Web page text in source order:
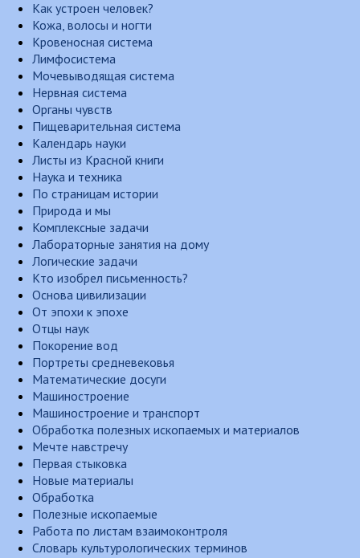
Как устроен человек?
Кожа, волосы и ногти
Кровеносная система
Лимфосистема
Мочевыводящая система
Нервная система
Органы чувств
Пищеварительная система
Календарь науки
Листы из Красной книги
Наука и техника
По страницам истории
Природа и мы
Комплексные задачи
Лабораторные занятия на дому
Логические задачи
Кто изобрел письменность?
Основа цивилизации
От эпохи к эпохе
Отцы наук
Покорение вод
Портреты средневековья
Математические досуги
Машиностроение
Машиностроение и транспорт
Обработка полезных ископаемых и материалов
Мечте навстречу
Первая стыковка
Новые материалы
Обработка
Полезные ископаемые
Работа по листам взаимоконтроля
Словарь культурологических терминов